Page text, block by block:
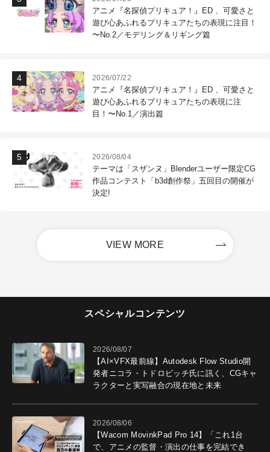
アニメ『名探偵プリキュア！』ED 、可愛さと
遊び心あふれるプリキュアたちの表現に注目！
〜No.2／モデリング＆リギング篇
2026/07/22
アニメ『名探偵プリキュア！』ED 、可愛さと
遊び心あふれるプリキュアたちの表現に注
目！〜No.1／演出篇
2026/08/04
テーマは「スザンヌ」Blenderユーザー限定CG
作品コンテスト「b3d創作祭」五回目の開催が
決定!
VIEW MORE
スペシャルコンテンツ
2026/08/07
【AI×VFX最前線】Autodesk Flow Studio開
発者ニコラ・トドロビッチ氏に訊く、CGキャ
ラクターと実写融合の現在地と未来
2026/08/06
【Wacom MovinkPad Pro 14】「これ1台
で、アニメの監督・演出の仕事を完結でき